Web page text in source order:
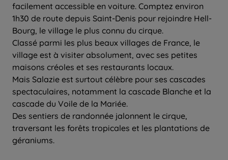
facilement accessible en voiture. Comptez environ
1h30 de route depuis Saint-Denis pour rejoindre Hell-
Bourg, le village le plus connu du cirque.
Classé parmi les plus beaux villages de France, le
village est à visiter absolument, avec ses petites
maisons créoles et ses restaurants locaux.
Mais Salazie est surtout célèbre pour ses cascades
spectaculaires, notamment la cascade Blanche et la
cascade du Voile de la Mariée.
Des sentiers de randonnée jalonnent le cirque,
traversant les forêts tropicales et les plantations de
géraniums.